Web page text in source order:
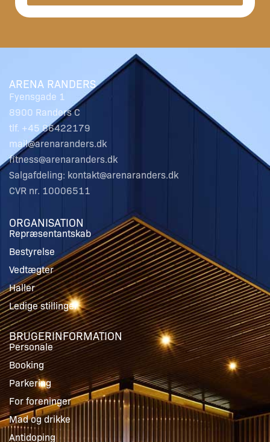
ARENA RANDERS
Fyensgade 1
8900 Randers C
tlf. +45 86422179
mail@arenaranders.dk
fitness@arenaranders.dk
Salgafdeling: kontakt@arenaranders.dk
CVR nr. 10006511
ORGANISATION
Repræsentantskab
Bestyrelse
Vedtægter
Haller
Ledige stillinger
BRUGERINFORMATION
Personale
Booking
Parkering
For foreninger
Mad og drikke
Antidoping